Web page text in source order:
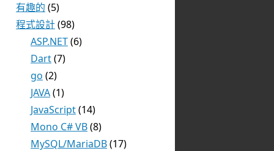
有趣的 (5)
程式設計(98)
ASP.NET(6)
Dart(7)
go (2)
JAVA(1)
JavaScript(14)
Mono C# VB(8)
MySQL/MariaDB(17)